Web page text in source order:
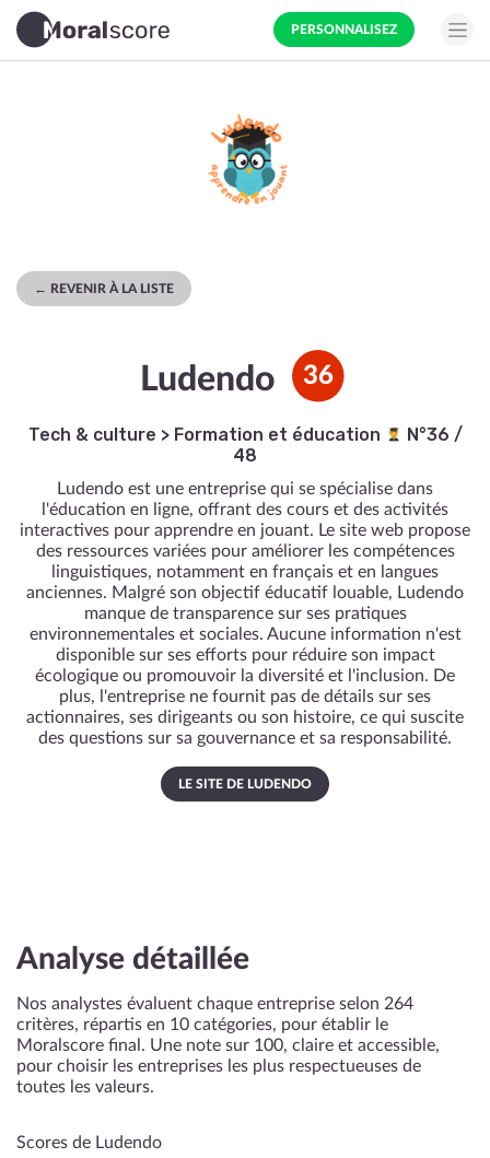
PERSONNALISEZ
← REVENIR À LA LISTE
Ludendo 36
Tech & culture > Formation et éducation
N°36 /
48
Ludendo est une entreprise qui se spécialise dans
l'éducation en ligne, offrant des cours et des activités
interactives pour apprendre en jouant. Le site web propose
des ressources variées pour améliorer les compétences
linguistiques, notamment en français et en langues
anciennes. Malgré son objectif éducatif louable, Ludendo
manque de transparence sur ses pratiques
environnementales et sociales. Aucune information n'est
disponible sur ses efforts pour réduire son impact
écologique ou promouvoir la diversité et l'inclusion. De
plus, l'entreprise ne fournit pas de détails sur ses
actionnaires, ses dirigeants ou son histoire, ce qui suscite
des questions sur sa gouvernance et sa responsabilité.
LE SITE DE LUDENDO
Analyse détaillée
Nos analystes évaluent chaque entreprise selon 264
critères, répartis en 10 catégories, pour établir le
Moralscore final. Une note sur 100, claire et accessible,
pour choisir les entreprises les plus respectueuses de
toutes les valeurs.
Scores de Ludendo